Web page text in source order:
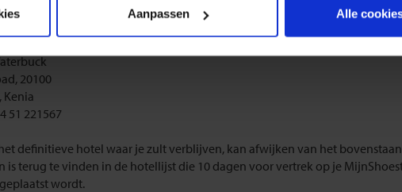
Aanpassen Alle
20100
Kenia
51 221567
definitieve hotel waar je zult verblijven, kan afwijken van het
is terug te vinden in de hotellijst die 10 dagen voor vertrek op je
wordt.